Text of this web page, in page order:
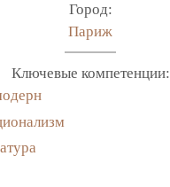
Город:
Париж
Ключевые компетенции: